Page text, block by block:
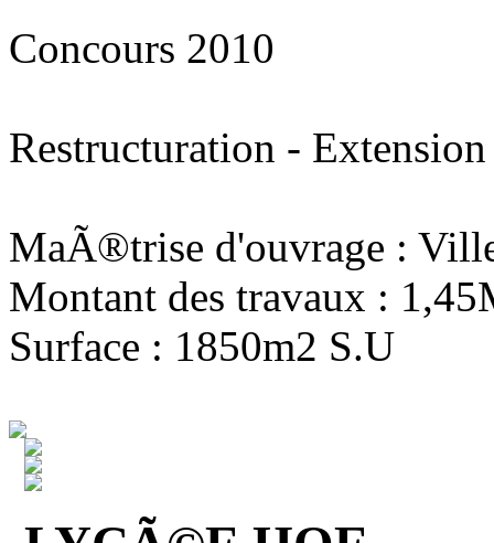
Concours 2010
Restructuration - Extension
MaÃ®trise d'ouvrage :
Montant des travaux :
Surface : 1850m2 S.U